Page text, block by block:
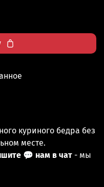
куриного бедра без
месте.
💬 нам в чат - мы